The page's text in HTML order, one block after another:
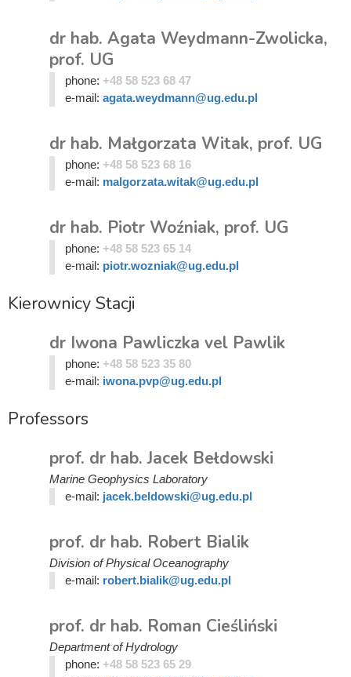
dr hab. Agata Weydmann-Zwolicka,
prof. UG
phone: +48 58 523 68 47
e-mail: agata.weydmann@ug.edu.pl
dr hab. Małgorzata Witak, prof. UG
phone: +48 58 523 68 16
e-mail: malgorzata.witak@ug.edu.pl
dr hab. Piotr Woźniak, prof. UG
phone: +48 58 523 65 14
e-mail: piotr.wozniak@ug.edu.pl
Kierownicy Stacji
dr Iwona Pawliczka vel Pawlik
phone: +48 58 523 35 80
e-mail: iwona.pvp@ug.edu.pl
Professors
prof. dr hab. Jacek Bełdowski
Marine Geophysics Laboratory
e-mail: jacek.beldowski@ug.edu.pl
prof. dr hab. Robert Bialik
Division of Physical Oceanography
e-mail: robert.bialik@ug.edu.pl
prof. dr hab. Roman Cieśliński
Department of Hydrology
phone: +48 58 523 65 29